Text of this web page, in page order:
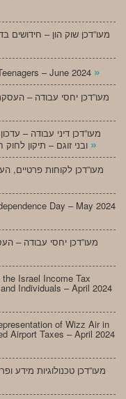
מעו”דכן שוק הון – חידושים
– June 2024 »
מעו”דכן יחסי עבודה –
מעו”דכן דיני עבודה –
»
מעו”דכן לקוחות פרטיים,
Day – May 2024
מעו”דכן יחסי עבודה –
Israel Income Tax
Individuals – April 2024
of Wizz Air in
Airport Taxes – April 2024
מעו”דכן טכנולוגיות מידע